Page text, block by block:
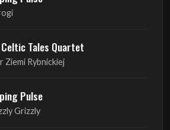
Ziemi Rybnickiej
Pulse
Pulse
Club